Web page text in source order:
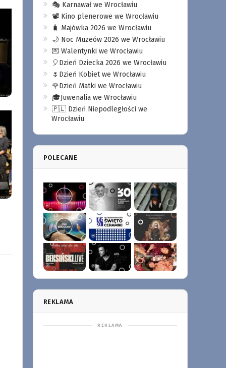
🎭 Karnawał we Wrocławiu
📽️ Kino plenerowe we Wrocławiu
🧳 Majówka 2026 we Wrocławiu
🌙 Noc Muzeów 2026 we Wrocławiu
💌 Walentynki we Wrocławiu
🎈Dzień Dziecka 2026 we Wrocławiu
🌷Dzień Kobiet we Wrocławiu
🌹Dzień Matki we Wrocławiu
🎓Juwenalia we Wrocławiu
🇵🇱 Dzień Niepodległości we
Wrocławiu
POLECANE
REKLAMA